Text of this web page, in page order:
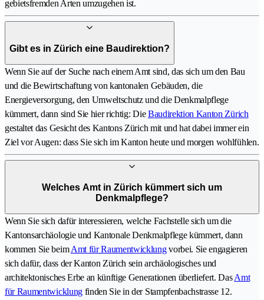
gebietsfremden Arten umzugehen ist.
Gibt es in Zürich eine Baudirektion?
Wenn Sie auf der Suche nach einem Amt sind, das sich um den Bau
und die Bewirtschaftung von kantonalen Gebäuden, die
Energieversorgung, den Umweltschutz und die Denkmalpflege
kümmert, dann sind Sie hier richtig: DieBaudirektion Kanton Zürich
gestaltet das Gesicht des Kantons Zürich mit und hat dabei immer ein
Ziel vor Augen: dass Sie sich im Kanton heute und morgen wohlfühlen.
Welches Amt in Zürich kümmert sich um
Denkmalpflege?
Wenn Sie sich dafür interessieren, welche Fachstelle sich um die
Kantonsarchäologie und Kantonale Denkmalpflege kümmert, dann
kommen Sie beimAmt für Raumentwicklungvorbei. Sie engagieren
sich dafür, dass der Kanton Zürich sein archäologisches und
architektonisches Erbe an künftige Generationen überliefert. DasAmt
für Raumentwicklungfinden Sie in der Stampfenbachstrasse 12.